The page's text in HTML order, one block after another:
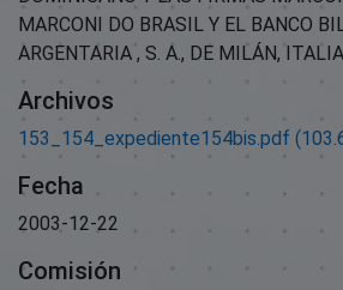
MARCONI DO BRASIL Y EL BANCO
ARGENTARIA , S. A., DE MILÁN,
Archivos
153_154_expediente154bis.pdf
Fecha
2003-12-22
Comisión